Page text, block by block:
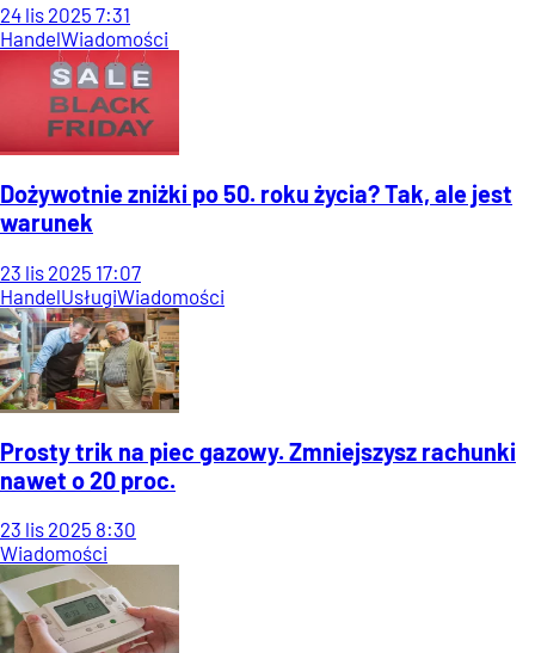
24 lis 2025 7:31
HandelWiadomości
Dożywotnie zniżki po 50. roku życia? Tak, ale jest
warunek
23 lis 2025 17:07
HandelUsługiWiadomości
Prosty trik na piec gazowy. Zmniejszysz rachunki
nawet o 20 proc.
23 lis 2025 8:30
Wiadomości